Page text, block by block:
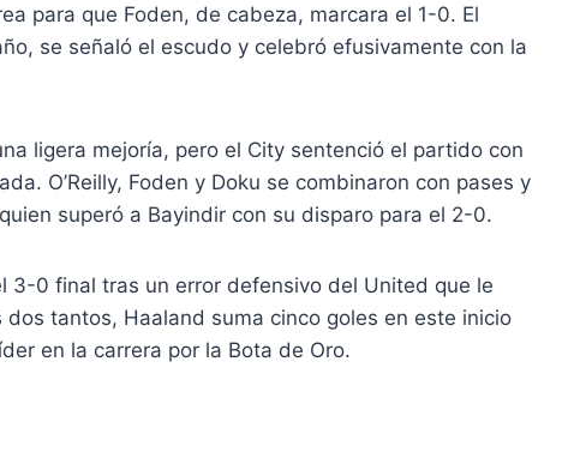
para que Foden, de cabeza, marcara el 1-0. El
se señaló el escudo y celebró efusivamente con la
ligera mejoría, pero el City sentenció el partido con
O’Reilly, Foden y Doku se combinaron con pases y
superó a Bayindir con su disparo para el 2-0.
3-0 final tras un error defensivo del United que le
tantos, Haaland suma cinco goles en este inicio
en la carrera por la Bota de Oro.